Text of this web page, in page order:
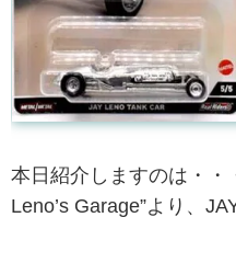
本日紹介しますのは・・
Leno’s Garage”より、